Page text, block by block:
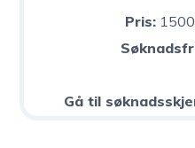
Pris:1500
Gå til